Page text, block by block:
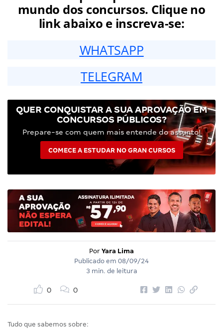
mundo dos concursos. Clique no
link abaixo e inscreva-se:
WHATSAPP
TELEGRAM
QUER CONQUISTAR A SUA APROVAÇÃO EM
CONCURSOS PÚBLICOS?
Prepare-se com quem mais entende do assunto!
COMECE A ESTUDAR NO GRAN CURSOS
Por Yara Lima
Publicado em 08/09/24
3 min. de leitura
0 0
Tudo que sabemos sobre: